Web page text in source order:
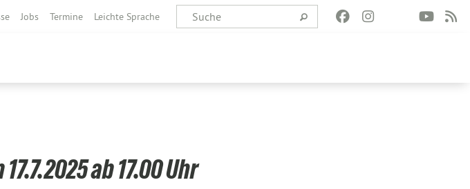
Jobs Termine Leichte Sprache
ab 17.00 Uhr